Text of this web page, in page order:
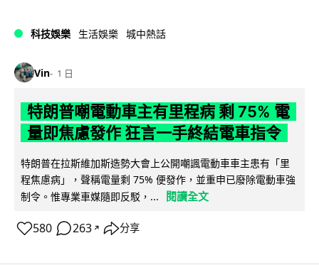
科技娛樂 生活娛樂 城中熱話
Vin 1 日
特朗普嘲電動車主有里程病 剩 75% 電
量即焦慮發作 狂言一手終結電車指令
特朗普在拉斯維加斯造勢大會上公開嘲諷電動車車主患有「里
程焦慮病」，聲稱電量剩 75% 便發作，並重申已廢除電動車強
制令。惟專業車媒隨即反駁，...
閱讀全文
580 263 ↗ 分享